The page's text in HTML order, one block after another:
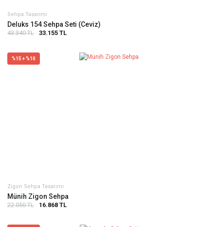
Sehpa Tasarımı
Deluks 154 Sehpa Seti (Ceviz)
43.340 TL 33.155 TL
%15 + %10
Zigon Sehpa Tasarımı
Münih Zigon Sehpa
22.050 TL 16.868 TL